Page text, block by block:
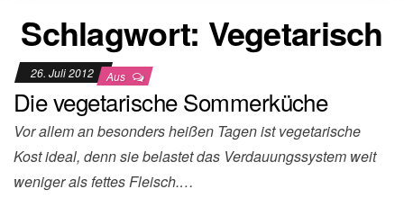
Schlagwort: Vegetarisch
26. Juli 2012 Aus
Die vegetarische Sommerküche
Vor allem an besonders heißen Tagen ist vegetarische
Kost ideal, denn sie belastet das Verdauungssystem weit
weniger als fettes Fleisch.…